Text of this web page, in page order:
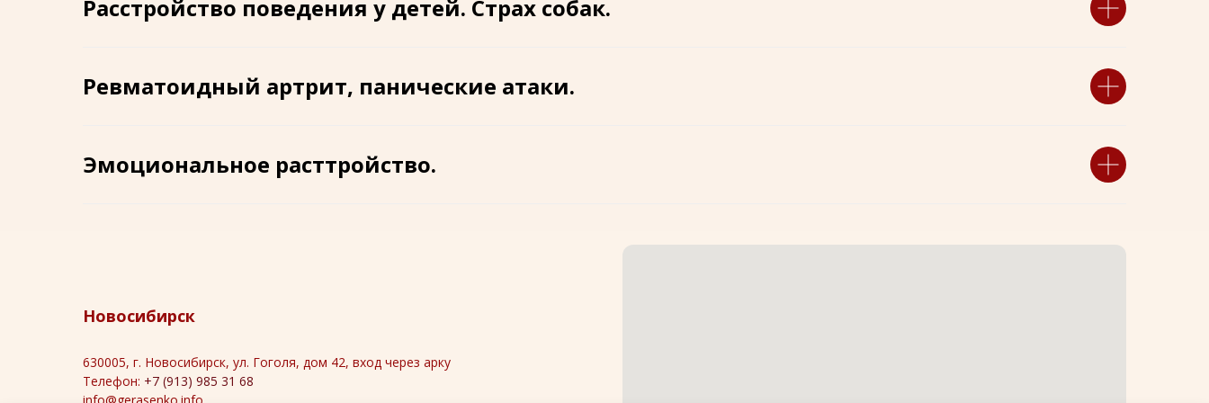
Расстройство поведения у детей. Страх собак.
Ревматоидный артрит, панические атаки.
Эмоциональное расттройство.
Новосибирск
630005, г. Новосибирск, ул. Гоголя, дом 42, вход через арку
Телефон: +7 (913) 985 31 68